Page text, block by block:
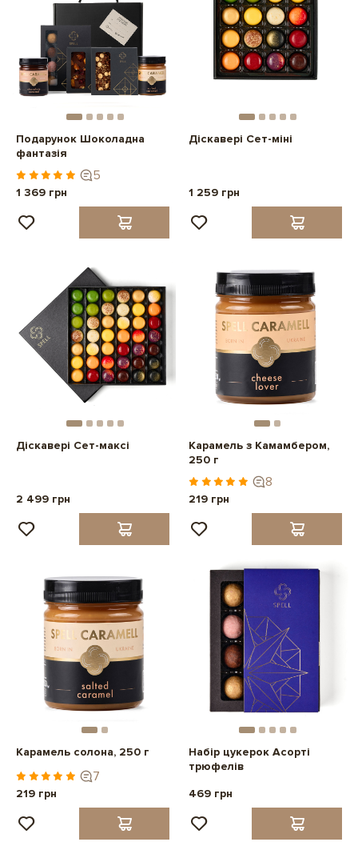
Подарунок Шоколадна
фантазія
5
1 369 грн
Діскавері Сет-міні
1 259 грн
Діскавері Сет-максі
2 499 грн
Карамель з Камамбером,
250 г
8
219 грн
Карамель солона, 250 г
7
219 грн
Набір цукерок Асорті
трюфелів
469 грн